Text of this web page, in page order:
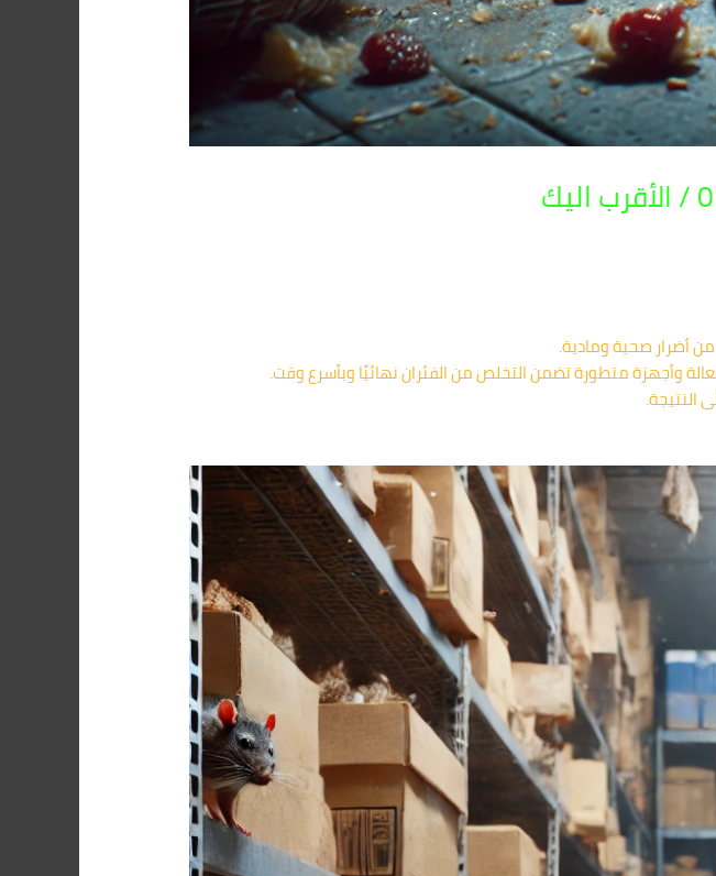
أضرار صحية ومادية.
وأجهزة متطورة تضمن التخلص من الفئران نهائيًا وبأسرع وقت.